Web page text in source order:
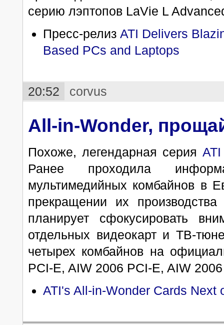
серию лэптопов LaVie L
Пресс-релиз ATI Delivers
Based PCs and Laptops
20:52 corvus
All-in-Wonder,
Похоже, легендарная серия
Ранее проходила
мультимедийных комбайнов в
прекращении их
планирует сфокусировать
отдельных видеокарт и ТВ-
четырех комбайнов на
PCI-E, AIW 2006 PCI-E, AIW
ATI's All-in-Wonder Cards Next